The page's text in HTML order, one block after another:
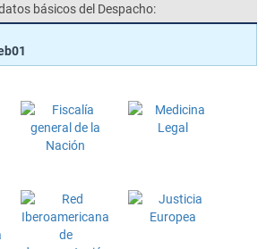
básicos del Despacho: